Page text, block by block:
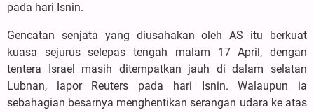
pada hari Isnin.
Gencatan senjata yang diusahakan oleh AS itu berkuat
kuasa sejurus selepas tengah malam 17 April, dengan
tentera Israel masih ditempatkan jauh di dalam selatan
Lubnan, lapor Reuters pada hari Isnin. Walaupun ia
sebahagian besarnya menghentikan serangan udara ke atas